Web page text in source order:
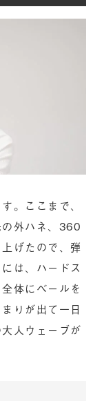
。ここまで、
外ハネ、360
げたので、弾
は、ハードス
体にベールを
りが出て一日
人ウェーブが